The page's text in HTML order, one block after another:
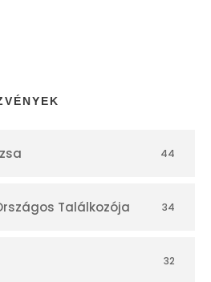
44
Találkozója 34
32